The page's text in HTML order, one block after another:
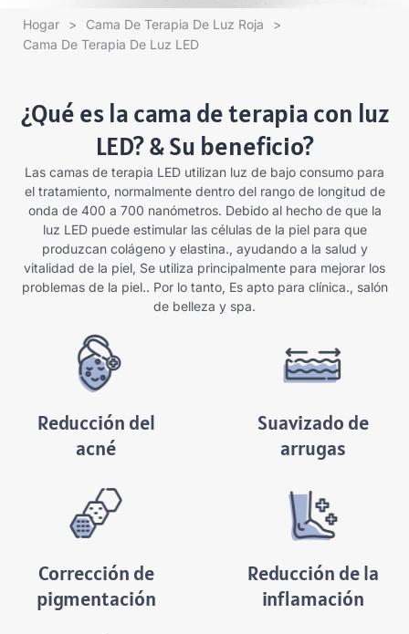
Hogar > Cama De Terapia De Luz Roja
>
Cama De Terapia De Luz LED
¿Qué es la cama de terapia con luz
LED? & Su beneficio?
Las camas de terapia LED utilizan luz de bajo consumo para
el tratamiento, normalmente dentro del rango de longitud de
onda de 400 a 700 nanómetros. Debido al hecho de que la
luz LED puede estimular las células de la piel para que
produzcan colágeno y elastina., ayudando a la salud y
vitalidad de la piel, Se utiliza principalmente para mejorar los
problemas de la piel.. Por lo tanto, Es apto para clínica., salón
de belleza y spa.
Reducción del
acné
Suavizado de
arrugas
Corrección de
pigmentación
Reducción de la
inflamación